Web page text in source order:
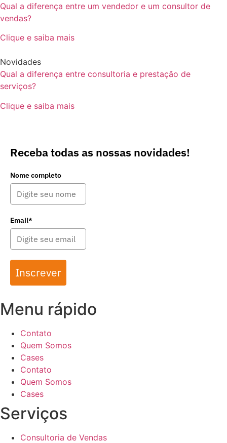
Qual a diferença entre um vendedor e um consultor de
vendas?
Clique e saiba mais
Novidades
Qual a diferença entre consultoria e prestação de
serviços?
Clique e saiba mais
Receba todas as nossas novidades!
Nome completo
Email*
Inscrever
Menu rápido
Contato
Quem Somos
Cases
Contato
Quem Somos
Cases
Serviços
Consultoria de Vendas